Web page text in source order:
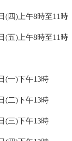
(四)上午8時至11時
(五)上午8時至11時
(一)下午13時
(二)下午13時
(三)下午13時